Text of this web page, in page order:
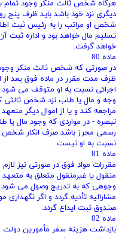
هرگاه شخص ثالث منکر وجود تمام
دیگری نزد خود باشد باید ظرف پنج
شخص او مراتب را به رئیس ثبت
تسلیم مال خواهد بود و اداره ثبت
خواهد گرفت.
ماده 80
در صورتی که شخص ثالث منکر وجود
ظرف مدت مقرر در ماده فوق بعد از
اجرائی نسبت به او متوقف می‌ شود
وجه و مال یا طلب نزد شخص ثالثی
مراجعه کند و یا از اموال دیگر
تبصره - در مواردی که وجود مال
رسمی محرز باشد صرف انکار شخص
نسبت به او نیست.
ماده 81
مقررات مواد فوق در صورتی نیز لازم
منقول یا غیرمنقول متعلق به
وجوهی که به تدریج وصول می‌ شود
مشارالیه تأدیه گردد و اگر نگهداری
صندوق ثبت ایداع گردد.
ماده 82
بازداشت هزینه سفر مأمورین